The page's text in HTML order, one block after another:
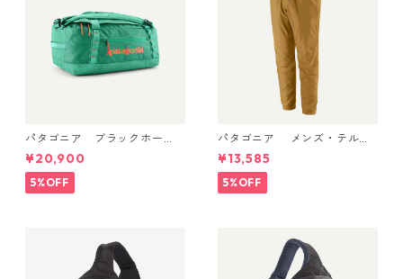
パタゴニア ブラックホー
ル・ダッフル 40L Aqua Ston
e 49339 日本正規品
¥20,900
5%OFF
パタゴニア メンズ・テルボ
ンヌ・ジョガーズ (カラー Bo
bcat Brown) Patagonia Me
n's Terrebonne Trail Jogger
s 日本正規品 製品番号 2454
¥13,585
5%OFF